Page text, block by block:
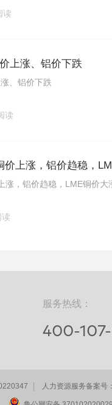
读
上涨、铝价下跌
、铝价下跌
读
价上涨，铝价趋稳，
涨，铝价趋稳，LME铜价大
服务热线：
400-
人力资源服务备案号